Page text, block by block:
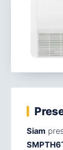
Siam